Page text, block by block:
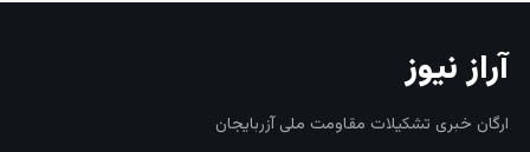
آراز نیوز
ارگان خبری تشکیلات مقاومت ملی آزربایجان